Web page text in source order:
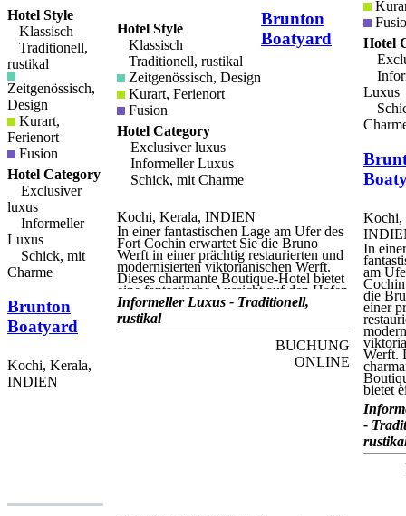
Hotel Style
Klassisch
Traditionell,
rustikal
Zeitgenössisch,
Design
Kurart,
Ferienort
Fusion
Hotel Category
Exclusiver
luxus
Informeller
Luxus
Schick, mit
Charme
Brunton
Boatyard
Kochi, Kerala,
INDIEN
Hotel Style
Klassisch
Traditionell, rustikal
Zeitgenössisch, Design
Kurart, Ferienort
Fusion
Hotel Category
Exclusiver luxus
Informeller Luxus
Schick, mit Charme
Brunton
Boatyard
Kochi, Kerala, INDIEN
In einer fantastischen Lage am Ufer des
Fort Cochin erwartet Sie die Bruno
Werft in einer prächtig restaurierten und
modernisierten viktorianischen Werft.
Dieses charmante Boutique-Hotel bietet
eine fantastische Aussicht auf den Hafen
und das Fort Vypin. Es bietet exklusive
Unterkünfte und gehobene Cochin-
Küche in einem eleganten Kolonialstil.
Das Gebäude der historischen Werft von
Brunton fügt sich perfekt in die
Umgebung der Kolonialzeit ein,
Informeller Luxus - Traditionell,
rustikal
BUCHUNG
ONLINE
Hotel
Luxus
Kochi,
In einer
am
die
einer
Werft.
bietet
-